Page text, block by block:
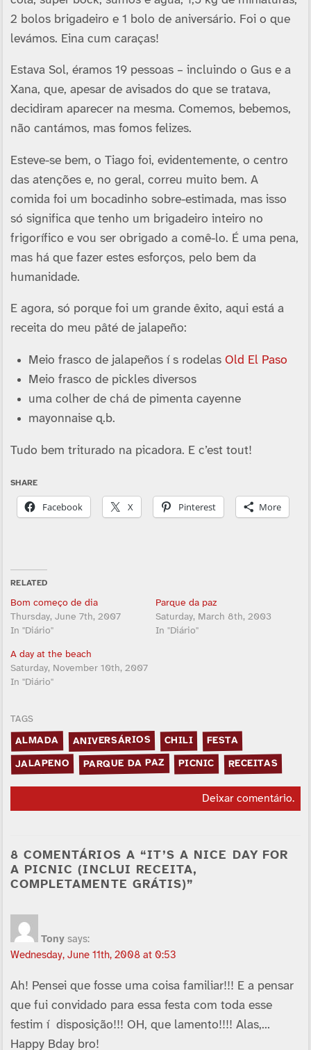
2 bolos brigadeiro e 1 bolo de aniversário. Foi o que
levámos. Eina cum caraças!
Estava Sol, éramos 19 pessoas – incluindo o Gus e a
Xana, que, apesar de avisados do que se tratava,
decidiram aparecer na mesma. Comemos, bebemos,
não cantámos, mas fomos felizes.
Esteve-se bem, o Tiago foi, evidentemente, o centro
das atenções e, no geral, correu muito bem. A
comida foi um bocadinho sobre-estimada, mas isso
só significa que tenho um brigadeiro inteiro no
frigorí­fico e vou ser obrigado a comê-lo. É uma pena,
mas há que fazer estes esforços, pelo bem da
humanidade.
E agora, só porque foi um grande êxito, aqui está a
receita do meu pâté de jalapeño:
Meio frasco de jalapeños í s rodelasOld El Paso
Meio frasco de pickles diversos
uma colher de chá de pimenta cayenne
mayonnaise q.b.
Tudo bem triturado na picadora. E c’est tout!
SHARE
Facebook X Pinterest More
RELATED
Bom começo de dia
Thursday, June 7th, 2007
In "Diário"
Parque da paz
Saturday, March 8th, 2003
In "Diário"
A day at the beach
Saturday, November 10th, 2007
In "Diário"
TAGS
ALMADA ANIVERSÁRIOS CHILI FESTA
JALAPENO PARQUE DA PAZ PICNIC RECEITAS
Deixar comentário.
8 COMENTÁRIOS A “IT’S A NICE DAY FOR
A PICNIC (INCLUI RECEITA,
COMPLETAMENTE GRÁTIS)”
Tony says:
Wednesday, June 11th, 2008 at 0:53
Ah! Pensei que fosse uma coisa familiar!!! E a pensar
que fui convidado para essa festa com toda esse
festim í disposição!!! OH, que lamento!!!! Alas,…
Happy Bday bro!